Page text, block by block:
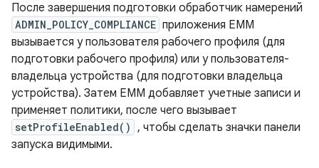
После завершения подготовки обработчик намерений
ADMIN_POLICY_COMPLIANCE приложения EMM
вызывается у пользователя рабочего профиля (для
подготовки рабочего профиля) или у пользователя-
владельца устройства (для подготовки владельца
устройства). Затем EMM добавляет учетные записи и
применяет политики, после чего вызывает
setProfileEnabled() , чтобы сделать значки панели
запуска видимыми.